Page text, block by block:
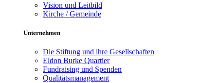
Vision und Leitbild
Kirche / Gemeinde
Unternehmen
Die Stiftung und ihre Gesellschaften
Eldon Burke Quartier
Fundraising und Spenden
Qualitätsmanagement